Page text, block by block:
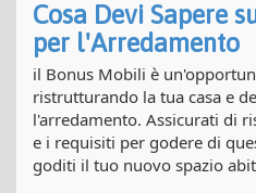
Cosa Devi Sapere
per l'Arredamento
il Bonus Mobili è
ristrutturando la tua casa e
l'arredamento. Assicurati di
e i requisiti per godere di
goditi il tuo nuovo spazio